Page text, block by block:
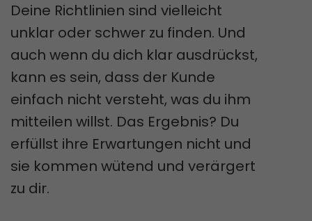
Deine Richtlinien sind vielleicht
unklar oder schwer zu finden. Und
auch wenn du dich klar ausdrückst,
kann es sein, dass der Kunde
einfach nicht versteht, was du ihm
mitteilen willst. Das Ergebnis? Du
erfüllst ihre Erwartungen nicht und
sie kommen wütend und verärgert
zu dir.